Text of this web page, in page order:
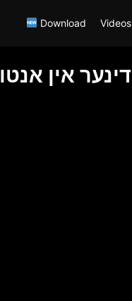
Download Videos
דינער אין